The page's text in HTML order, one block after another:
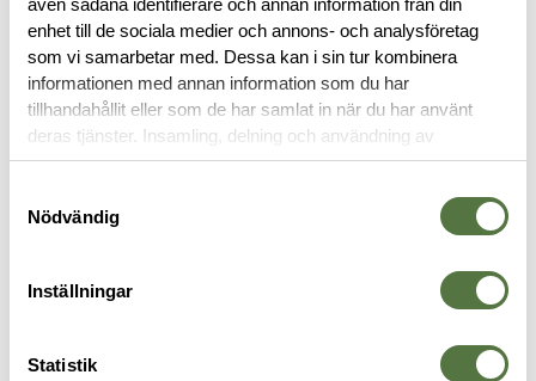
enhet till de sociala medier och annons- och analysföretag
som vi samarbetar med. Dessa kan i sin tur kombinera
informationen med annan information som du har
tillhandahållit eller som de har samlat in när du har använt
deras tjänster. Insamling, delning och användning av
personuppgifter kan användas för personalisering av
Nödvändig
Inställningar
Statistik
SNIGEL
Stor Tyst Nyckelhållare - 05
Black
290 kr
TOTAL CONTROL HANDCUFFS
Standard Handfängsel 800
675 kr